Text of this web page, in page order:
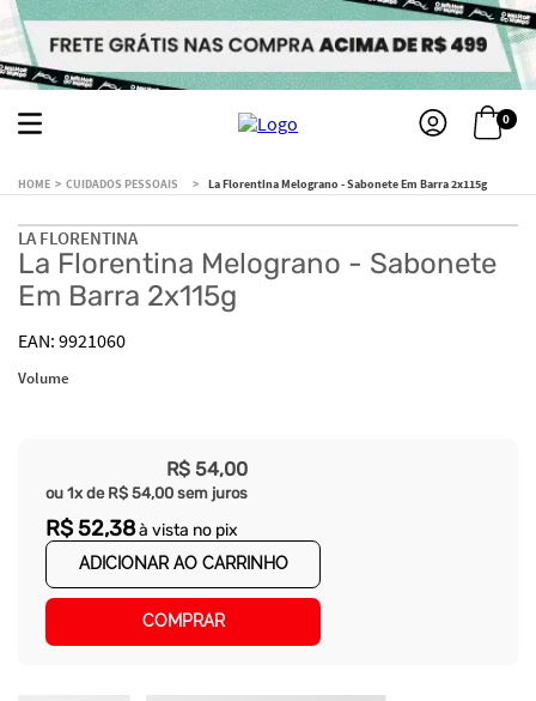
0
CUIDADOS PESSOAIS La Florentina Melograno - Sabonete Em Barra 2x115g
LA FLORENTINA
La Florentina Melograno - Sabonete
Em Barra 2x115g
9921060
Volume
R$ 54,00
ou 1x de R$ 54,00 sem juros
R$52,38à vista no pix
ADICIONAR AO CARRINHO
COMPRAR